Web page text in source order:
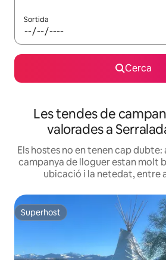
Sortida
Cerca
Les tendes de
valorades a
Els hostes no en tenen cap
campanya de lloguer estan molt
ubicació i la netedat, entre
Superhost
Superhost